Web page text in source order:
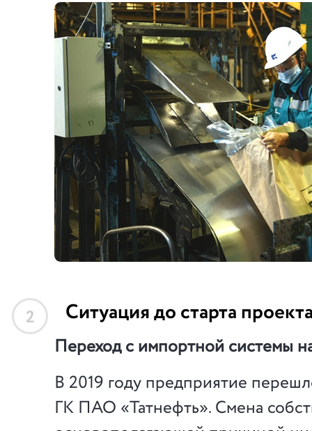
2 Ситуация до старта
Переход с импортной системы
В 2019 году предприятие
ГК ПАО «Татнефть». Смена